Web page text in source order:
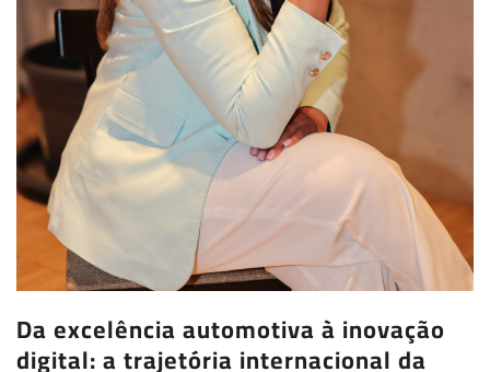
Da excelência automotiva à inovação
digital: a trajetória internacional da